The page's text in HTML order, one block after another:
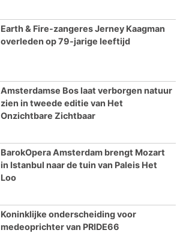
Earth & Fire-zangeres Jerney Kaagman
overleden op 79-jarige leeftijd
Amsterdamse Bos laat verborgen natuur
zien in tweede editie van Het
Onzichtbare Zichtbaar
BarokOpera Amsterdam brengt Mozart
in Istanbul naar de tuin van Paleis Het
Loo
Koninklijke onderscheiding voor
medeoprichter van PRIDE66